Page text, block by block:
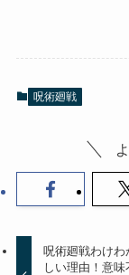
呪術廻戦
呪術廻戦わけわ
しい理由！意